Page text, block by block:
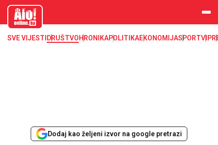
aloonline.b
SVE VIJESTI DRUŠTVOHRONIKAPOLITIKAEKONOMIJASPORTVIP
Dodaj kao željeni izvor na google pretrazi